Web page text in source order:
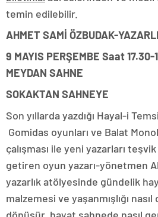
temin edilebilir.
AHMET SAMİ ÖZBUDAK-
9 MAYIS PERŞEMBE Saat 17.30-
MEYDAN SAHNE
SOKAKTAN SAHNEYE
Son yıllarda yazdığı Hayal-i
Gomidas oyunları ve Balat
çalışması ile yeni yazarları
getiren oyun yazarı-yönetmen
yazarlık atölyesinde gündelik
malzemesi ve yaşanmışlığı
dönüşür, hayat sahnede nasıl